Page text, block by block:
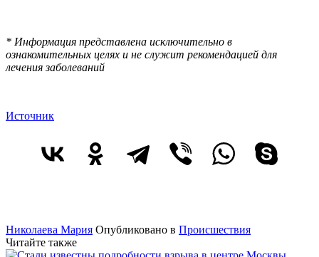
* Информация представлена исключительно в
ознакомительных целях и не служит рекомендацией для
лечения заболеваний
Источник
Николаева Мария Опубликовано в Происшествия
Читайте также